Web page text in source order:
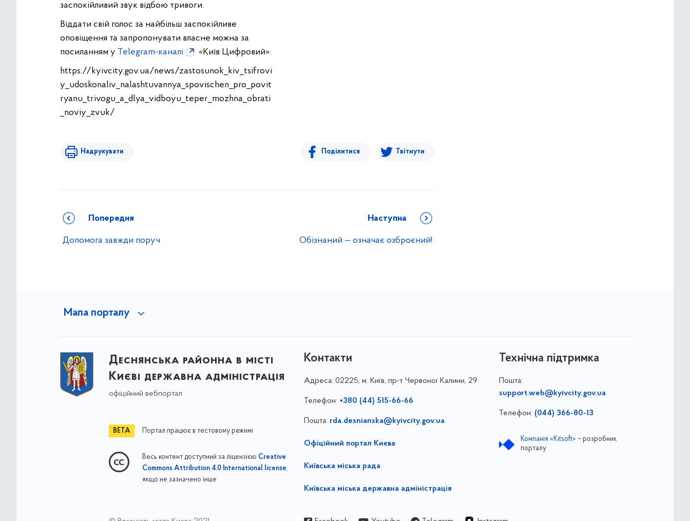
заспокійливий звук відбою тривоги.
Віддати свій голос за найбільш заспокійливе
оповіщення та запропонувати власне можна за
посиланням у Telegram-каналі
«Київ Цифровий».
https://kyivcity.gov.ua/news/zastosunok_kiv_tsifrovi
y_udoskonaliv_nalashtuvannya_spovischen_pro_povit
ryanu_trivogu_a_dlya_vidboyu_teper_mozhna_obrati
_noviy_zvuk/
Надрукувати Поділитися Твітнути
Попередня
Допомога завжди поруч
Наступна
Обізнаний — означає озброєний!
Мапа порталу
Деснянська районна в місті
Києві державна адміністрація
офіційний вебпортал
Портал працює в тестовому режимі
Весь контент доступний за ліцензією Creative
Commons Attribution 4.0 International license,
якщо не зазначено інше
Контакти
Адреса: 02225, м. Київ, пр-т Червоної Калини, 29
Телефон: +380 (44) 515-66-66
Пошта: rda.desnianska@kyivcity.gov.ua
Офіційний портал Києва
Київська міська рада
Київська міська державна адміністрація
Технічна підтримка
Пошта:
support.web@kyivcity.gov.ua
Телефон: (044) 366-80-13
Компанія «Kitsoft» – розробник
порталу